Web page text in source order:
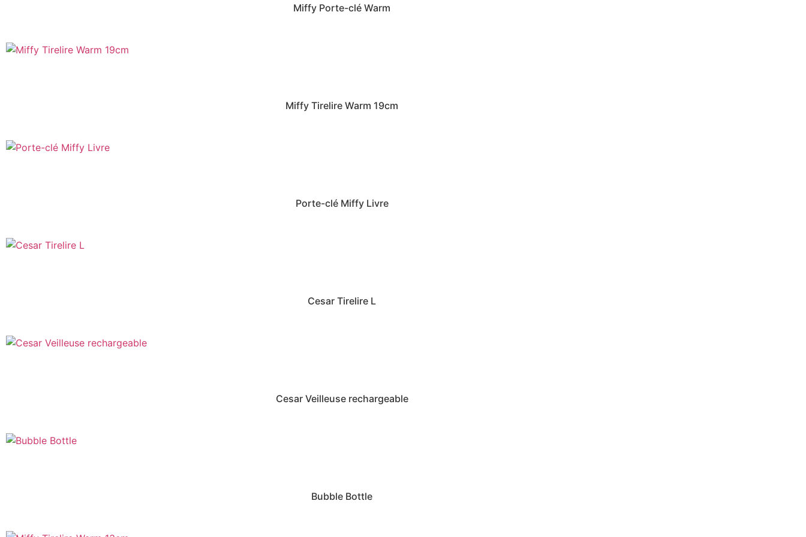
Miffy Porte-clé Warm
Miffy Tirelire Warm 19cm
Porte-clé Miffy Livre
Cesar Tirelire L
Cesar Veilleuse rechargeable
Bubble Bottle